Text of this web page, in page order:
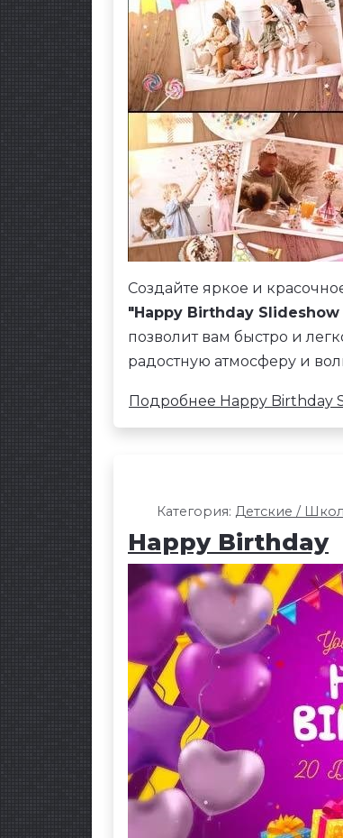
Создайте яркое и
"Happy Birthday
позволит вам быстро и
радостную атмосферу и
Подробнее Happy Birthday
Категория: Детские /
Happy Birthday